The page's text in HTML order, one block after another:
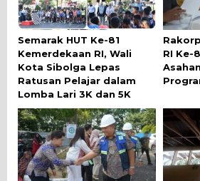
Semarak HUT Ke-81
Kemerdekaan RI, Wali
Kota Sibolga Lepas
Ratusan Pelajar dalam
Lomba Lari 3K dan 5K
RI Ke-